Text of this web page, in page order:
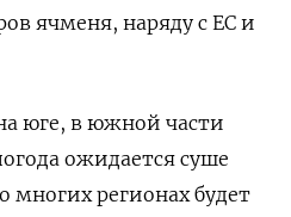
ячменя, наряду с ЕС и
юге, в южной части
ожидается суше
многих регионах будет